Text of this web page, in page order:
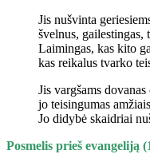
Jis nušvinta
švelnus, gailestingas,
Laimingas, kas kito
kas reikalus tvarko
Jis vargšams
jo teisingumas
Jo didybė skaidriai
Posmelis prieš evangeliją